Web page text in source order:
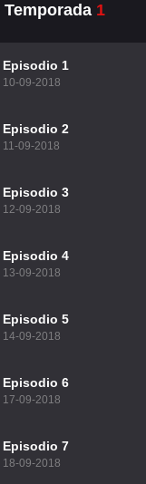
1
Episodio 1
10-09-2018
Episodio 2
11-09-2018
Episodio 3
12-09-2018
Episodio 4
13-09-2018
Episodio 5
14-09-2018
Episodio 6
17-09-2018
Episodio 7
18-09-2018